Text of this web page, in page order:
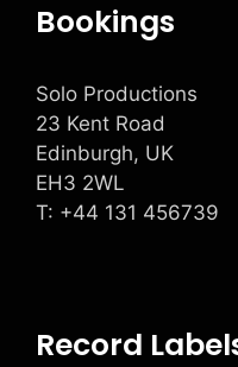
Bookings
Solo Productions
23 Kent Road
Edinburgh, UK
EH3 2WL
T: +44 131 456739
Record